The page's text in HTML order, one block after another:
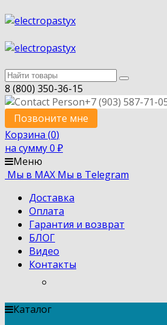
8 (800) 350-36-15
+7 (903) 587-71-
Позвоните мне
Корзина (0)
на сумму0 ₽
Меню
Мы в MAX Мы в Telegram
Доставка
Оплата
Гарантия и возврат
БЛОГ
Видео
Контакты
Каталог